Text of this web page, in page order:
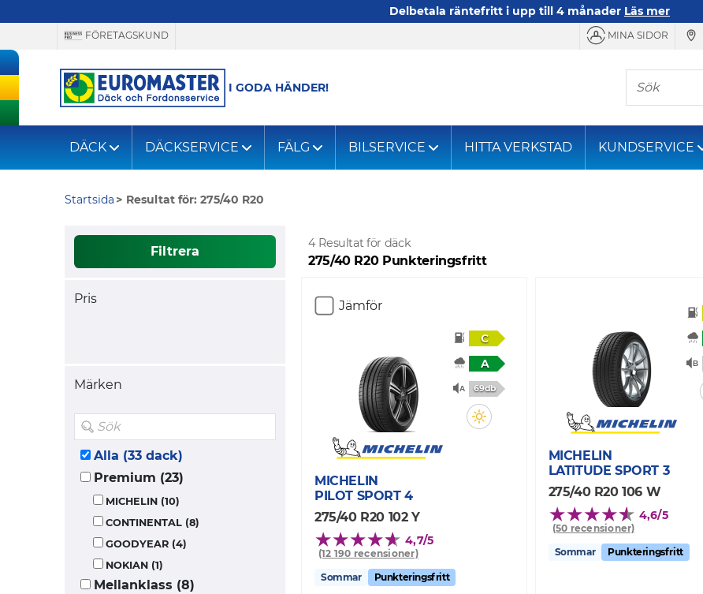
Delbetala räntefritt i upp till 4 månader Läs mer
FÖRETAGSKUND MINA SIDOR
I GODA HÄNDER!
Sök
DÄCK DÄCKSERVICE FÄLG BILSERVICE HITTA VERKSTAD KUNDSERVICE
Startsida Resultat för: 275/40 R20
Filtrera
Pris
Märken
Alla (33 dack)
Premium (23)
MICHELIN (10)
CONTINENTAL (8)
GOODYEAR (4)
NOKIAN (1)
Mellanklass (8)
4 Resultat för däck
275/40 R20 Punkteringsfritt
Jämför
C
A
69db
MICHELIN
PILOT SPORT 4
275/40 R20 102 Y
4,7/5
(12 190 recensioner)
Sommar
Punkteringsfritt
MICHELIN
LATITUDE SPORT 3
275/40 R20 106 W
4,6/5
(50 recensioner)
Sommar
Punkteringsfritt